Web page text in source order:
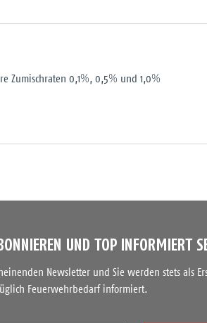
Zumischraten 0,1%, 0,5% und 1,0%
UND TOP INFORMIERT
Newsletter und Sie werden stets als
Feuerwehrbedarf informiert.